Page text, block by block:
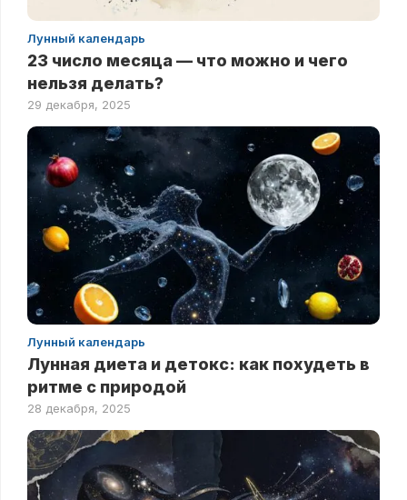
Лунный календарь
23 число месяца — что можно и чего
нельзя делать?
29 декабря, 2025
Лунный календарь
Лунная диета и детокс: как похудеть в
ритме с природой
28 декабря, 2025